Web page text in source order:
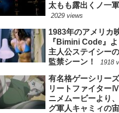
太もも露出くノ一軍
2029 views
1983年のアメリカ
『Bimini Code』
主人公ステイシー
監禁シーン！
1918
有名格ゲーシリー
リートファイター
ニメムービーより
グ軍人キャミィの